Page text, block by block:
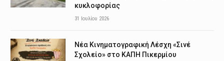
κυκλοφορίας
31 Ιουλίου 2026
Νέα Κινηματογραφική Λέσχη «Σινέ
Σχολείο» στο ΚΑΠΗ Πικερμίου